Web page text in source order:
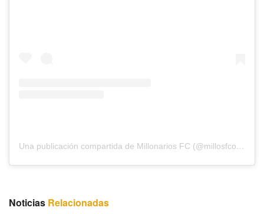
Una publicación compartida de Millonarios FC (@millosfcoficial)
Noticias Relacionadas